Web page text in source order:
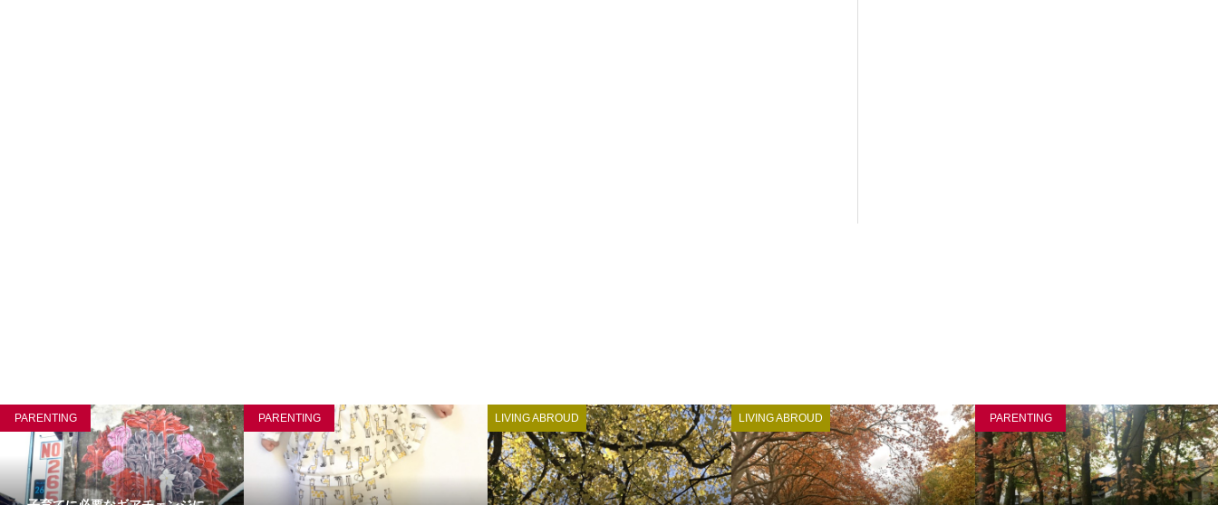
PARENTING PARENTING LIVING ABROUD LIVING ABROUD PARENTING